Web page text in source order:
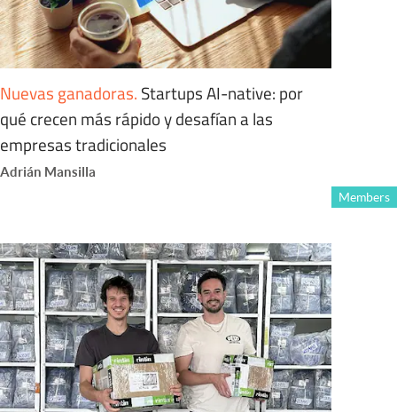
Nuevas ganadoras. Startups AI-native: por
qué crecen más rápido y desafían a las
empresas tradicionales
Adrián Mansilla
Members